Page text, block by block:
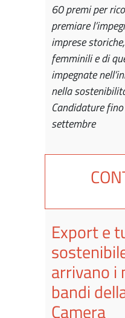
60 premi per
premiare
imprese
femminili e di
impegnate
nella
Candidature
settembre
Export e
arrivano i
bandi
Camera